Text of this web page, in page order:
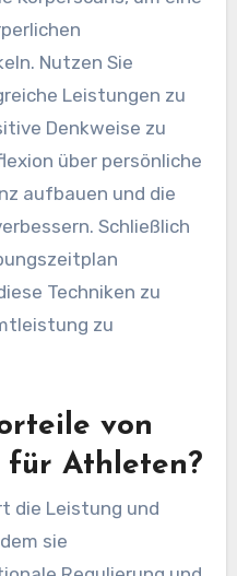
im Training zu
Techniken
fördern.
Atemübungen,
und Stress
Körperscans, um eine
Nutzen Sie
Leistungen zu
Denkweise zu
über persönliche
Schließlich
zu